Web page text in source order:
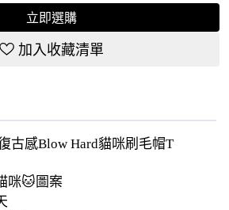
立即選購
加入收藏清單
古感Blow Hard貓咪刷毛帽T
咪🐱圖案